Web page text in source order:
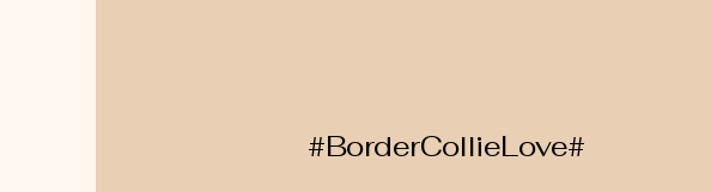
#BorderCollieLove#